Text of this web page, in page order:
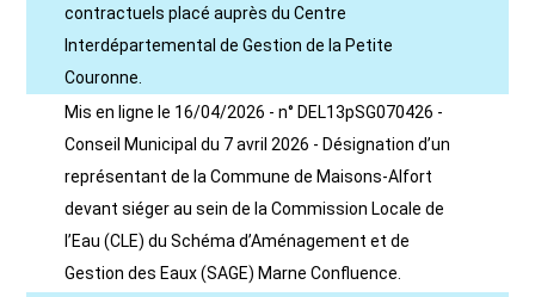
contractuels placé auprès du Centre
Interdépartemental de Gestion de la Petite
Couronne.
Mis en ligne le 16/04/2026 - n° DEL13pSG070426 -
Conseil Municipal du 7 avril 2026 - Désignation d’un
représentant de la Commune de Maisons-Alfort
devant siéger au sein de la Commission Locale de
l’Eau (CLE) du Schéma d’Aménagement et de
Gestion des Eaux (SAGE) Marne Confluence.